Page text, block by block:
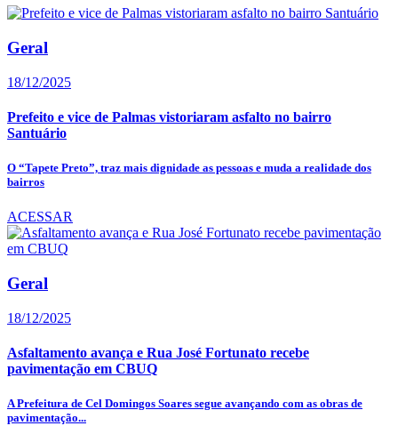
Geral
18/12/2025
Prefeito e vice de Palmas vistoriaram asfalto no bairro
Santuário
O “Tapete Preto”, traz mais dignidade as pessoas e muda a realidade dos
bairros
ACESSAR
Geral
18/12/2025
Asfaltamento avança e Rua José Fortunato recebe
pavimentação em CBUQ
A Prefeitura de Cel Domingos Soares segue avançando com as obras de
pavimentação...